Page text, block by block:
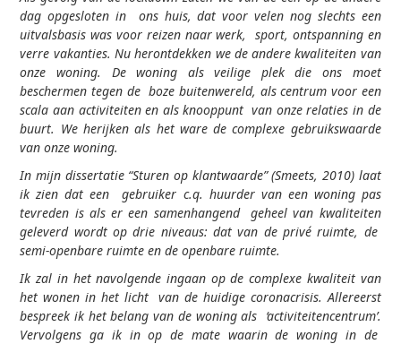
dag opgesloten in ons huis, dat voor velen nog slechts een
uitvalsbasis was voor reizen naar werk, sport, ontspanning en
verre vakanties. Nu herontdekken we de andere kwaliteiten van
onze woning. De woning als veilige plek die ons moet
beschermen tegen de boze buitenwereld, als centrum voor een
scala aan activiteiten en als knooppunt van onze relaties in de
buurt. We herijken als het ware de complexe gebruikswaarde
van onze woning.
In mijn dissertatie “Sturen op klantwaarde” (Smeets, 2010) laat
ik zien dat een gebruiker c.q. huurder van een woning pas
tevreden is als er een samenhangend geheel van kwaliteiten
geleverd wordt op drie niveaus: dat van de privé ruimte, de
semi-openbare ruimte en de openbare ruimte.
Ik zal in het navolgende ingaan op de complexe kwaliteit van
het wonen in het licht van de huidige coronacrisis. Allereerst
bespreek ik het belang van de woning als ‘activiteitencentrum’.
Vervolgens ga ik in op de mate waarin de woning in de